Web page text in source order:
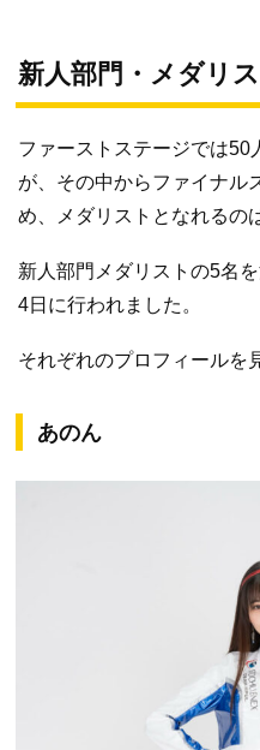
新人部門・メダリ
ファーストステージでは50
が、その中からファイナル
め、メダリストとなれるの
新人部門メダリストの5名
4日に行われました。
それぞれのプロフィールを
あのん